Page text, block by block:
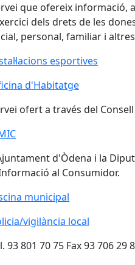
que ofereix informació,
dels drets de les
personal, familiar i
esportives
d'Habitatge
ofert a través del
d'Òdena i la
al Consumidor.
municipal
municipal
vigilància local
93 801 70 75 Fax 93 706 29